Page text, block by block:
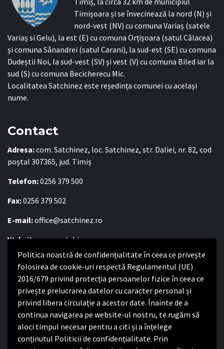
Politica noastră de confidențialitate în ceea ce privește
folosirea de cookie-uri respectă Regulamentul (UE)
2016/679 privind protecția persoanelor fizice în ceea ce
privește prelucrarea datelor cu caracter personal și
privind libera circulație a acestor date. Înainte de a
continua navigarea pe website-ul nostru, te rugăm să
aloci timpul necesar pentru a citi și a înțelege
conținutul Politicii de confidențialitate. Prin
Timișoara și se învecinează la nord (N) și
nord-vest (NV) cu comuna Variaș (satele
Variaș si Gelu), la est (E) cu comuna Orțișoara (satul Călacea)
și comuna Sânandrei (satul Carani), la sud-est (SE) cu comuna
Dudeștii Noi, la sud-vest (SV) și vest (V) cu comuna Biled iar la
sud (S) cu comuna Becicherecu Mic.
Localitatea Satchinez este reședința comunei cu același
nume.
Contact
Adresa:com. Satchinez, loc. Satchinez, str. Daliei, nr. 82, cod
poștal 307365, jud. Timiș
Telefon:0256 379 500
Fax:0256 379 502
E-mail:office@satchinez.ro
Website:www.satchinez.ro
Program cu publicul:
Luni – Joi:8:00-16:30
Vineri:8:00 – 14:00
Politica de confidențialitate
Politica de confidențialitate